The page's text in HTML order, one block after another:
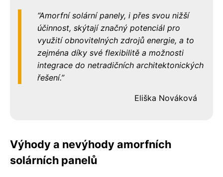
Amorfní solární panely, i přes svou nižší
účinnost, skýtají značný potenciál pro
využití obnovitelných zdrojů energie, a to
zejména díky své flexibilitě a možnosti
integrace do netradičních architektonických
řešení.
Eliška Nováková
Výhody a nevýhody amorfních
solárních panelů